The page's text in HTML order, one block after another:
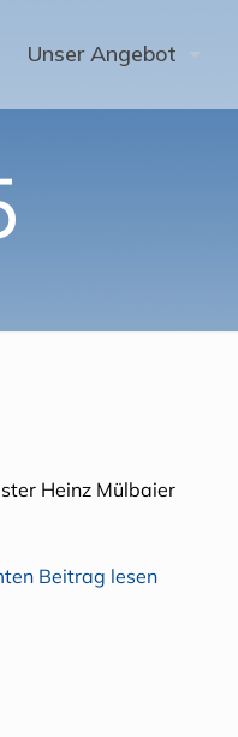
Unser Angebot
Heinz Mülbaier
Beitrag lesen